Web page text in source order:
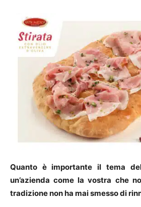
Quanto è importante il tema
un’azienda come la vostra che
tradizione non ha mai smesso di